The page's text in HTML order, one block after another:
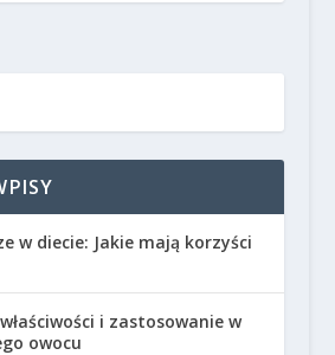
w diecie: Jakie mają korzyści
i zastosowanie w
owocu